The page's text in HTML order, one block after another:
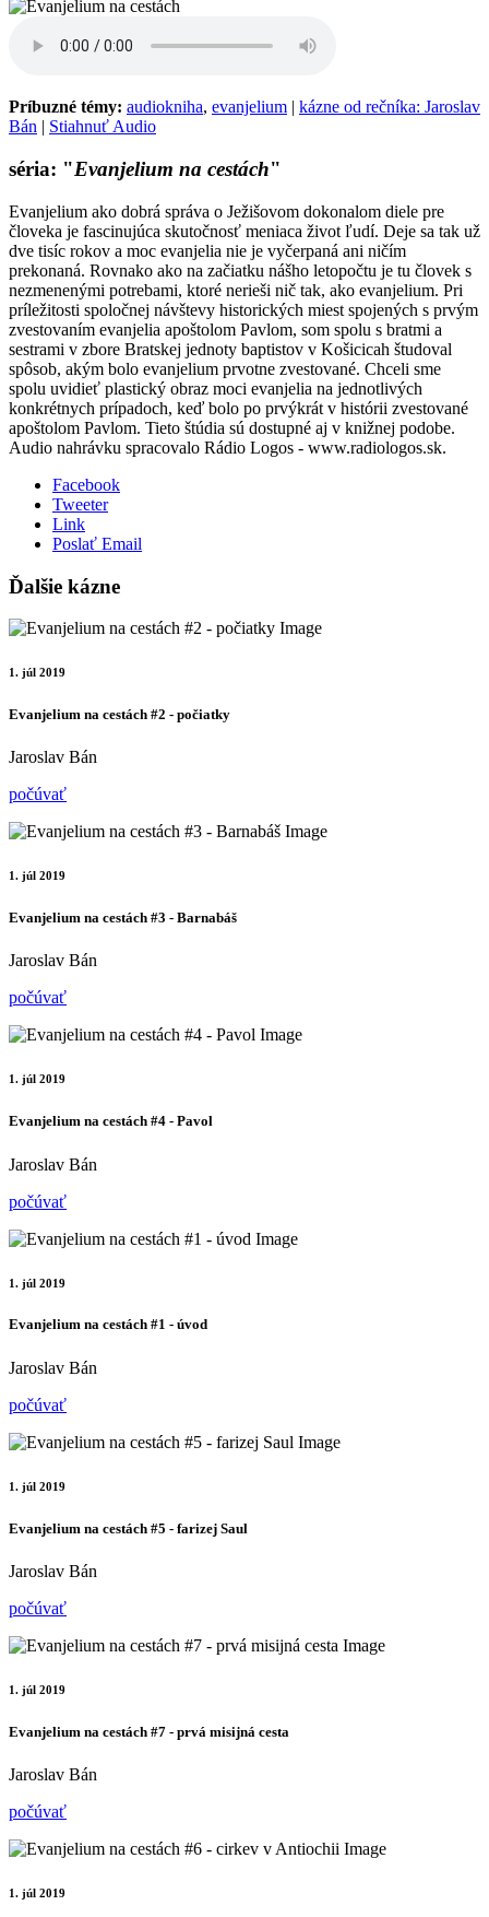
Príbuzné témy: audiokniha, evanjelium | kázne od rečníka: Jaroslav
Bán | Stiahnuť Audio
séria: "Evanjelium na cestách"
Evanjelium ako dobrá správa o Ježišovom dokonalom diele pre
človeka je fascinujúca skutočnosť meniaca život ľudí. Deje sa tak už
dve tisíc rokov a moc evanjelia nie je vyčerpaná ani ničím
prekonaná. Rovnako ako na začiatku nášho letopočtu je tu človek s
nezmenenými potrebami, ktoré nerieši nič tak, ako evanjelium. Pri
príležitosti spoločnej návštevy historických miest spojených s prvým
zvestovaním evanjelia apoštolom Pavlom, som spolu s bratmi a
sestrami v zbore Bratskej jednoty baptistov v Košicicah študoval
spôsob, akým bolo evanjelium prvotne zvestované. Chceli sme
spolu uvidieť plastický obraz moci evanjelia na jednotlivých
konkrétnych prípadoch, keď bolo po prvýkrát v histórii zvestované
apoštolom Pavlom. Tieto štúdia sú dostupné aj v knižnej podobe.
Audio nahrávku spracovalo Rádio Logos - www.radiologos.sk.
Facebook
Tweeter
Link
Poslať Email
Ďalšie kázne
1. júl 2019
Evanjelium na cestách #2 - počiatky
Jaroslav Bán
počúvať
1. júl 2019
Evanjelium na cestách #3 - Barnabáš
Jaroslav Bán
počúvať
1. júl 2019
Evanjelium na cestách #4 - Pavol
Jaroslav Bán
počúvať
1. júl 2019
Evanjelium na cestách #1 - úvod
Jaroslav Bán
počúvať
1. júl 2019
Evanjelium na cestách #5 - farizej Saul
Jaroslav Bán
počúvať
1. júl 2019
Evanjelium na cestách #7 - prvá misijná cesta
Jaroslav Bán
počúvať
1. júl 2019